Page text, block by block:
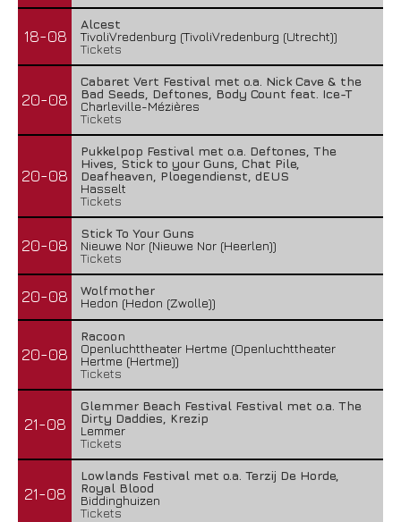
18-08
Alcest
TivoliVredenburg (TivoliVredenburg (Utrecht))
Tickets
20-08
Cabaret Vert Festival met o.a. Nick Cave & the
Bad Seeds, Deftones, Body Count feat. Ice-T
Charleville-Mézières
Tickets
20-08
Pukkelpop Festival met o.a. Deftones, The
Hives, Stick to your Guns, Chat Pile,
Deafheaven, Ploegendienst, dEUS
Hasselt
Tickets
20-08
Stick To Your Guns
Nieuwe Nor (Nieuwe Nor (Heerlen))
Tickets
20-08
Wolfmother
Hedon (Hedon (Zwolle))
20-08
Racoon
Openluchttheater Hertme (Openluchttheater
Hertme (Hertme))
Tickets
21-08
Glemmer Beach Festival Festival met o.a. The
Dirty Daddies, Krezip
Lemmer
Tickets
21-08
Lowlands Festival met o.a. Terzij De Horde,
Royal Blood
Biddinghuizen
Tickets